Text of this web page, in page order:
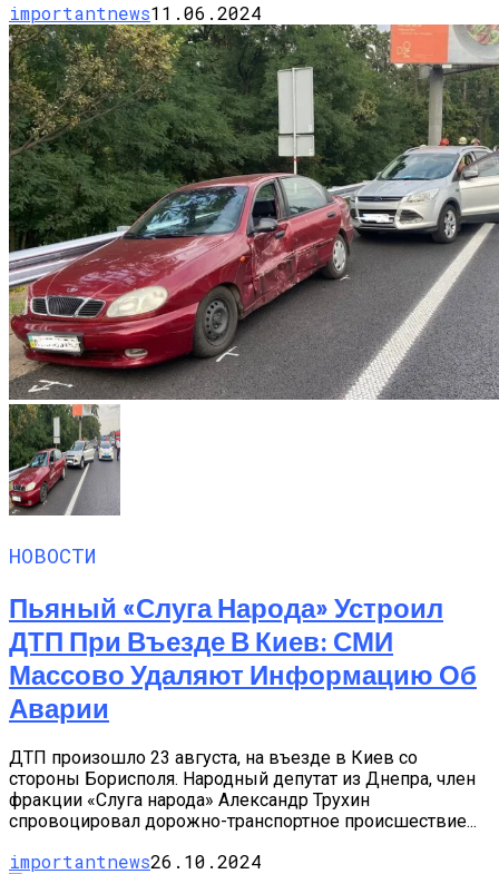
importantnews11.06.2024
НОВОСТИ
Пьяный «слуга Народа» Устроил
ДТП При Въезде В Киев: СМИ
Массово Удаляют Информацию Об
Аварии
ДТП произошло 23 августа, на въезде в Киев со
стороны Борисполя. Народный депутат из Днепра, член
фракции «Слуга народа» Александр Трухин
спровоцировал дорожно-транспортное происшествие...
importantnews26.10.2024